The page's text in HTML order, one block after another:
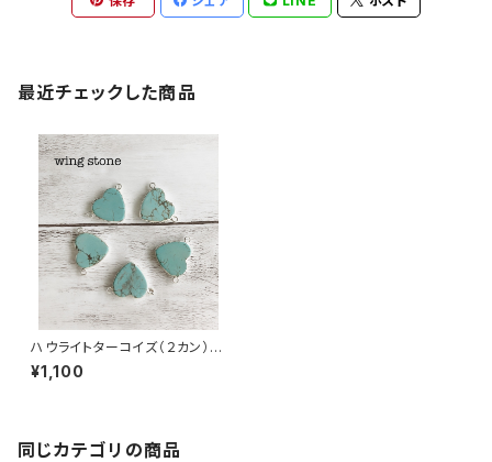
最近チェックした商品
ハウライトターコイズ（２カン）シ
ルバー
¥1,100
同じカテゴリの商品